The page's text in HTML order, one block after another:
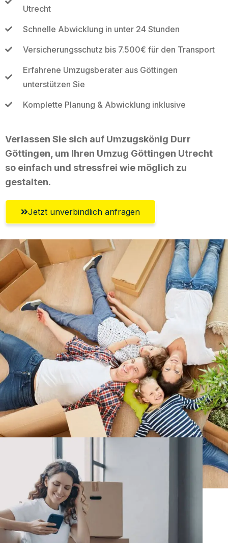
Utrecht
Schnelle Abwicklung in unter 24 Stunden
Versicherungsschutz bis 7.500€ für den Transport
Erfahrene Umzugsberater aus Göttingen
unterstützen Sie
Komplette Planung & Abwicklung inklusive
Verlassen Sie sich auf Umzugskönig Durr
Göttingen, um Ihren Umzug Göttingen Utrecht
so einfach und stressfrei wie möglich zu
gestalten.
Jetzt unverbindlich anfragen